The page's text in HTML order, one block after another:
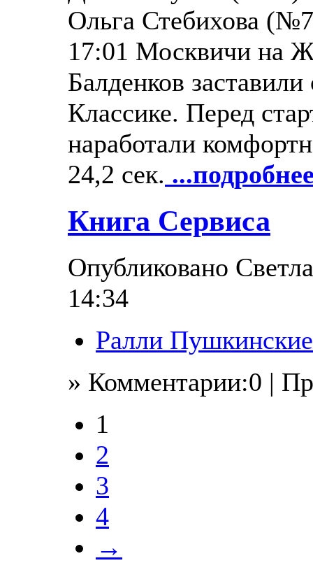
Ольга Стебихова
17:01 Москвичи на
Балденков
Классике. Перед
наработали
24,2 сек.
Книга Сервиса
Опубликовано
14:34
Ралли
» Комментарии:0 |
1
2
3
4
→